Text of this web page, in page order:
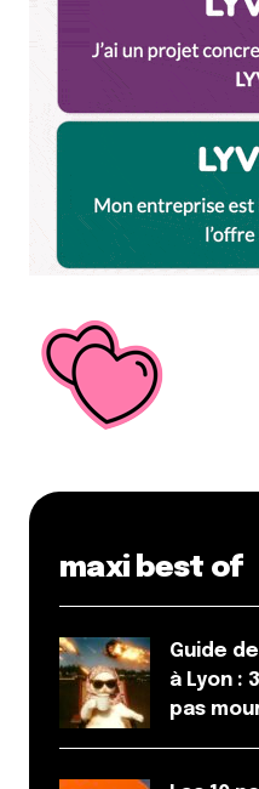
Enregistrer mon nom,
navigateur pour mon
maxi best of
Guide
à Lyon :
pas